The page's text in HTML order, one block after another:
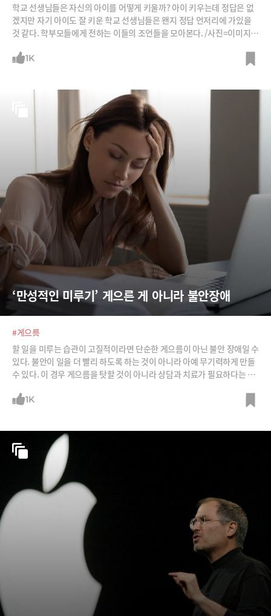
학교 선생님들은 자신의 아이를 어떻게 키울까? 아이 키우는데 정답은 없
겠지만 자기 아이도 잘 키운 학교 선생님들은 왠지 정답 언저리에 가있을
것 같다. 학부모들에게 전하는 이들의 조언들을 모아본다. /사진=이미지비
1K
‘만성적인 미루기’ 게으른 게 아니라 불안장애
#게으름
할 일을 미루는 습관이 고질적이라면 단순한 게으름이 아닌 불안 장애일 수
있다. 불안이 일을 더 빨리 하도록 하는 것이 아니라 아예 무기력하게 만들
수 있다. 이 경우 게으름을 탓할 것이 아니라 상담과 치료가 필요하다는 조
1K